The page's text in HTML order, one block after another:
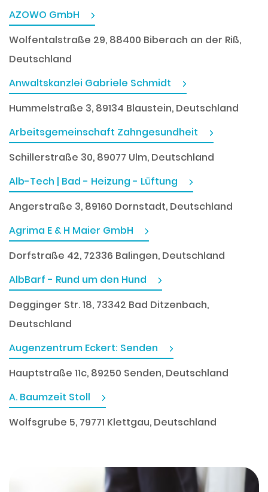
AZOWO GmbH
Wolfentalstraße 29, 88400 Biberach an der Riß,
Deutschland
Anwaltskanzlei Gabriele Schmidt
Hummelstraße 3, 89134 Blaustein, Deutschland
Arbeitsgemeinschaft Zahngesundheit
Schillerstraße 30, 89077 Ulm, Deutschland
Alb-Tech | Bad - Heizung - Lüftung
Angerstraße 3, 89160 Dornstadt, Deutschland
Agrima E & H Maier GmbH
Dorfstraße 42, 72336 Balingen, Deutschland
AlbBarf - Rund um den Hund
Degginger Str. 18, 73342 Bad Ditzenbach,
Deutschland
Augenzentrum Eckert: Senden
Hauptstraße 11c, 89250 Senden, Deutschland
A. Baumzeit Stoll
Wolfsgrube 5, 79771 Klettgau, Deutschland